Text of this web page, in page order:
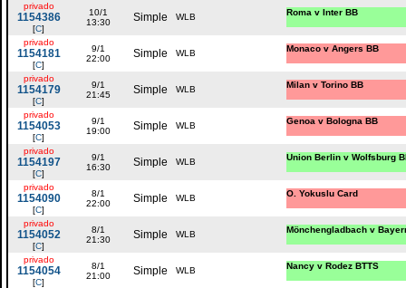
privado
1154386
[C]
10/1
13:30
Simple WLB Roma v Inter BB
privado
1154181
[C]
9/1
22:00
Simple WLB Monaco v Angers BB
privado
1154179
[C]
9/1
21:45
Simple WLB Milan v Torino BB
privado
1154053
[C]
9/1
19:00
Simple WLB Genoa v Bologna BB
privado
1154197
[C]
9/1
16:30
Simple WLB Union Berlin v Wolfsburg
privado
1154090
[C]
8/1
22:00
Simple WLB O. Yokuslu Card
privado
1154052
[C]
8/1
21:30
Simple WLB Mönchengladbach v
privado
1154054
[C]
8/1
21:00
Simple WLB Nancy v Rodez BTTS